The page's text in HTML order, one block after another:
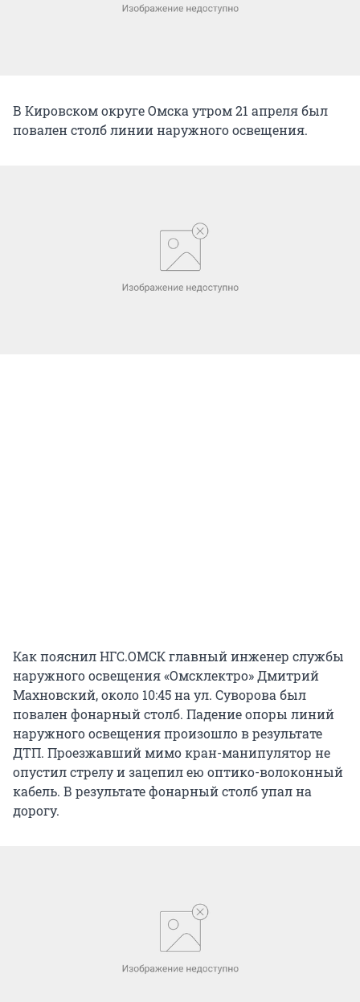
В Кировском округе Омска утром 21 апреля был
повален столб линии наружного освещения.
Как пояснил НГС.ОМСК главный инженер службы
наружного освещения «Омсклектро» Дмитрий
Махновский, около 10:45 на ул. Суворова был
повален фонарный столб. Падение опоры линий
наружного освещения произошло в результате
ДТП. Проезжавший мимо кран-манипулятор не
опустил стрелу и зацепил ею оптико-волоконный
кабель. В результате фонарный столб упал на
дорогу.